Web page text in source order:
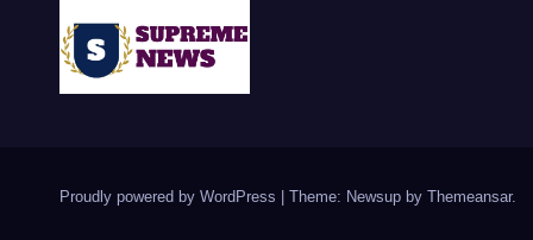
Proudly powered by WordPress Theme: Newsup by Themeansar.